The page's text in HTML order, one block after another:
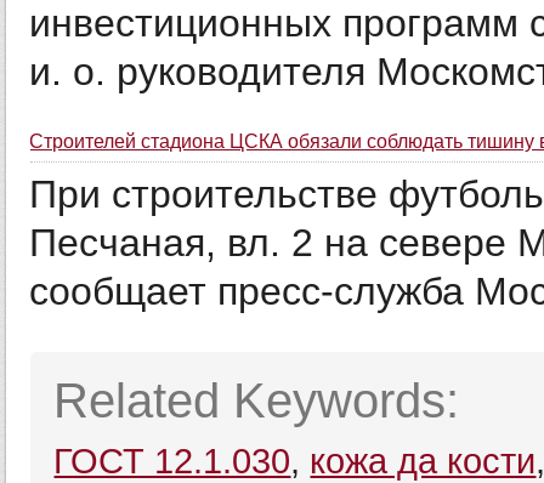
инвестиционных программ
и. о. руководителя
Строителей стадиона ЦСКА обязали соблюдать тишину
При строительстве
Песчаная, вл. 2 на севере
сообщает пресс-служба
Related Keywords:
ГОСТ 12.1.030, кожа да кости